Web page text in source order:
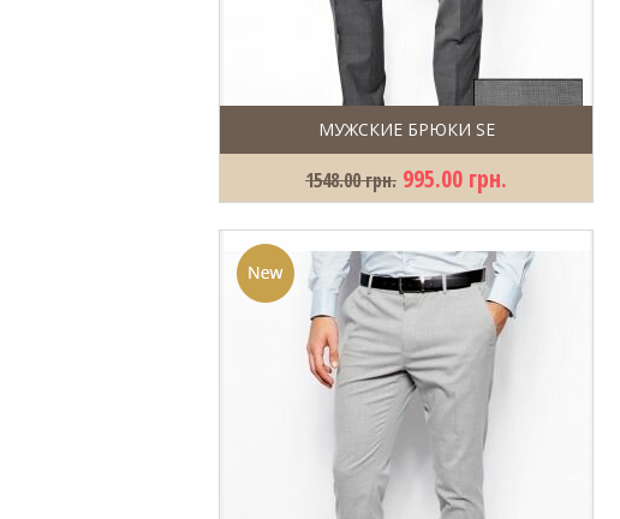
МУЖСКИЕ БРЮКИ SE
1548.00 грн. 995.00 грн.